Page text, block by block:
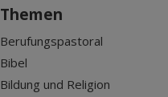
Themen
Berufungspastoral
Bibel
Bildung und Religion